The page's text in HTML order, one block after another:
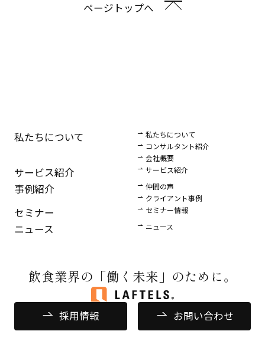
ページトップへ
飲食業界の 「働く未来」のために。
私たちについて
私たちについて
コンサルタント紹介
会社概要
サービス紹介 サービス紹介
事例紹介
仲間の声
クライアント事例
セミナー セミナー情報
ニュース ニュース
採用情報 お問い合わせ